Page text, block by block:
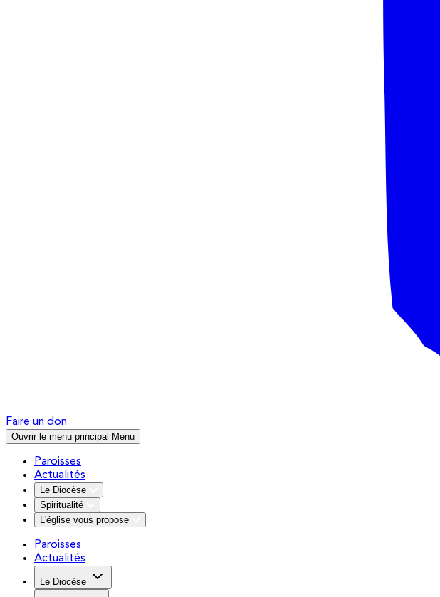
Faire un don
Ouvrir le menu principal Menu
Paroisses
Actualités
Le Diocèse
Spiritualité
L'église vous propose
Paroisses
Actualités
Le Diocèse